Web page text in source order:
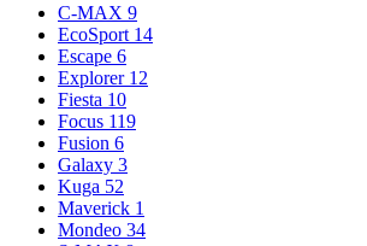
C-MAX 9
EcoSport 14
Escape 6
Explorer 12
Fiesta 10
Focus 119
Fusion 6
Galaxy 3
Kuga 52
Maverick 1
Mondeo 34